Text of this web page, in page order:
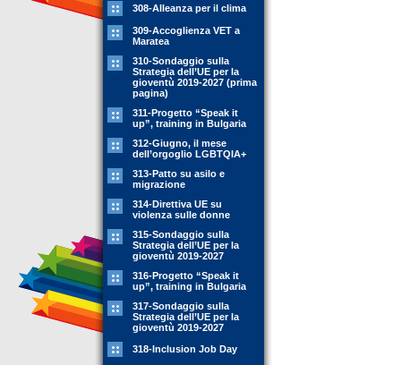
308-Alleanza per il clima
309-Accoglienza VET a
Maratea
310-Sondaggio sulla
Strategia dell’UE per la
gioventù 2019-2027 (prima
pagina)
311-Progetto “Speak it
up”, training in Bulgaria
312-Giugno, il mese
dell’orgoglio LGBTQIA+
313-Patto su asilo e
migrazione
314-Direttiva UE su
violenza sulle donne
315-Sondaggio sulla
Strategia dell’UE per la
gioventù 2019-2027
316-Progetto “Speak it
up”, training in Bulgaria
317-Sondaggio sulla
Strategia dell’UE per la
gioventù 2019-2027
318-Inclusion Job Day